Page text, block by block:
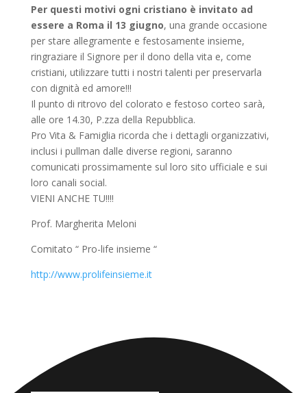
Per questi motivi ogni cristiano è invitato ad
essere a Roma il 13 giugno, una grande occasione
per stare allegramente e festosamente insieme,
ringraziare il Signore per il dono della vita e, come
cristiani, utilizzare tutti i nostri talenti per preservarla
con dignità ed amore!!!
Il punto di ritrovo del colorato e festoso corteo sarà,
alle ore 14.30, P.zza della Repubblica.
Pro Vita & Famiglia ricorda che i dettagli organizzativi,
inclusi i pullman dalle diverse regioni, saranno
comunicati prossimamente sul loro sito ufficiale e sui
loro canali social.
VIENI ANCHE TU!!!!
Prof. Margherita Meloni
Comitato “ Pro-life insieme “
http://www.prolifeinsieme.it